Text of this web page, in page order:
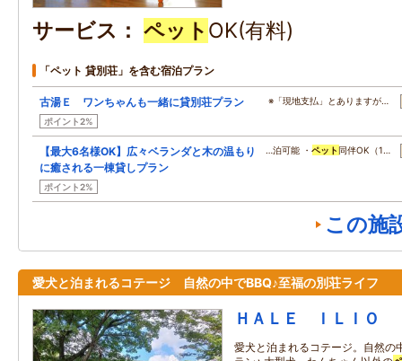
サービス ペット OK(有料)
「ペット 貸別荘」を含む宿泊プラン
古湯Ｅ ワンちゃんも一緒に貸別荘プラン
ポイント2%
※「現地支払」とありますが…
【最大6名様OK】広々ベランダと木の温もり
に癒される一棟貸しプラン
ポイント2%
…泊可能 ・ペット 同伴OK（1…
この施
愛犬と泊まれるコテージ 自然の中でBBQ♪至福の別荘ライフ
ＨＡＬＥ ＩＬＩＯ
愛犬と泊まれるコテージ。自然の